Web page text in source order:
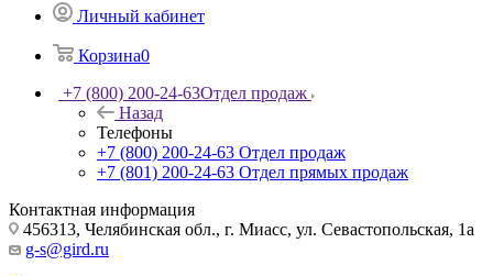
Личный кабинет
Корзина0
+7 (800) 200-24-63Отдел продаж
Назад
Телефоны
+7 (800) 200-24-63 Отдел продаж
+7 (801) 200-24-63 Отдел прямых продаж
Контактная информация
456313, Челябинская обл., г. Миасс, ул. Севастопольская, 1а
g-s@gird.ru